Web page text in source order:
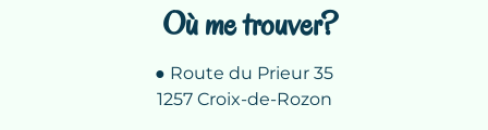
Où me trouver?
● Route du Prieur 35
1257 Croix-de-Rozon